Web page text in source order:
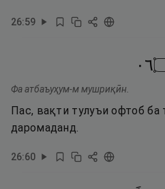
26:59
٦٠
Фа атбаъуҳум-м мушриқӣн.
Пас, вақти тулуъи офтоб ба
даромаданд.
26:60